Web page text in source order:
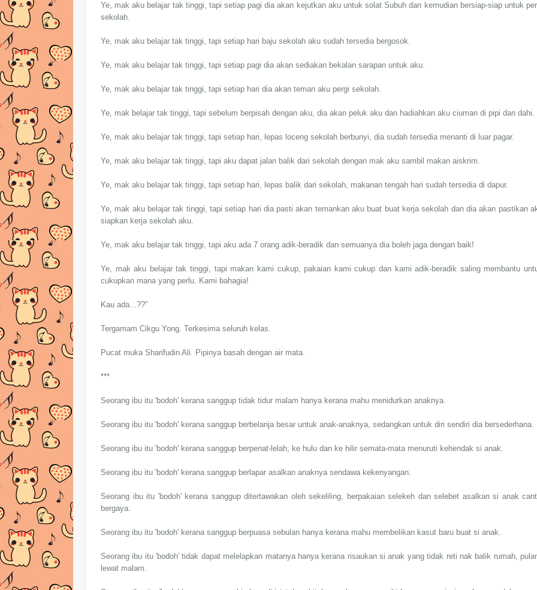
Ye, mak aku belajar tak tinggi, tapi setiap pagi dia akan kejutkan aku untuk solat Subuh dan kemudian bersiap-siap untuk
sekolah.
Ye, mak aku belajar tak tinggi, tapi setiap hari baju sekolah aku sudah tersedia bergosok.
Ye, mak aku belajar tak tinggi, tapi setiap pagi dia akan sediakan bekalan sarapan untuk aku.
Ye, mak aku belajar tak tinggi, tapi setiap hari dia akan teman aku pergi sekolah.
Ye, mak belajar tak tinggi, tapi sebelum berpisah dengan aku, dia akan peluk aku dan hadiahkan aku ciuman di pipi dan dahi.
Ye, mak aku belajar tak tinggi, tapi setiap hari, lepas loceng sekolah berbunyi, dia sudah tersedia menanti di luar pagar.
Ye, mak aku belajar tak tinggi, tapi aku dapat jalan balik dari sekolah dengan mak aku sambil makan aiskrim.
Ye, mak aku belajar tak tinggi, tapi setiap hari, lepas balik dari sekolah, makanan tengah hari sudah tersedia di dapur.
Ye, mak aku belajar tak tinggi, tapi setiap hari dia pasti akan temankan aku buat buat kerja sekolah dan dia akan pastikan
siapkan kerja sekolah aku.
Ye, mak aku belajar tak tinggi, tapi aku ada 7 orang adik-beradik dan semuanya dia boleh jaga dengan baik!
Ye, mak aku belajar tak tinggi, tapi makan kami cukup, pakaian kami cukup dan kami adik-beradik saling membantu
cukupkan mana yang perlu. Kami bahagia!
Kau ada...??"
Tergamam Cikgu Yong. Terkesima seluruh kelas.
Pucat muka Sharifudin Ali. Pipinya basah dengan air mata.
***
Seorang ibu itu 'bodoh' kerana sanggup tidak tidur malam hanya kerana mahu menidurkan anaknya.
Seorang ibu itu 'bodoh' kerana sanggup berbelanja besar untuk anak-anaknya, sedangkan untuk diri sendiri dia bersederhana.
Seorang ibu itu 'bodoh' kerana sanggup berpenat-lelah, ke hulu dan ke hilir semata-mata menuruti kehendak si anak.
Seorang ibu itu 'bodoh' kerana sanggup berlapar asalkan anaknya sendawa kekenyangan.
Seorang ibu itu 'bodoh' kerana sanggup ditertawakan oleh sekeliling, berpakaian selekeh dan selebet asalkan si anak
bergaya.
Seorang ibu itu 'bodoh' kerana sanggup berpuasa sebulan hanya kerana mahu membelikan kasut baru buat si anak.
Seorang ibu itu 'bodoh' tidak dapat melelapkan matanya hanya kerana risaukan si anak yang tidak reti nak balik rumah,
lewat malam.